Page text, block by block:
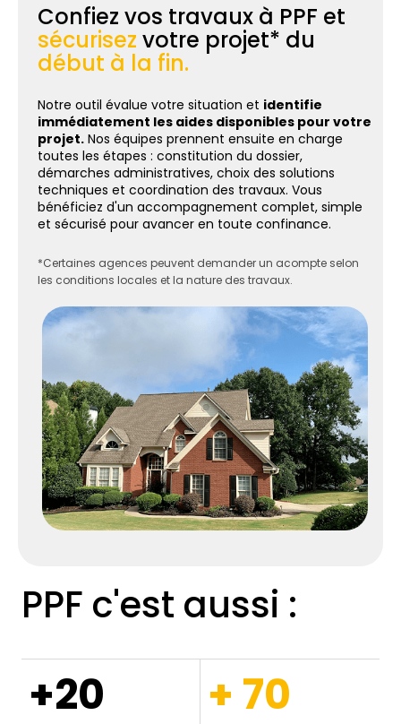
Confiez vos travaux à PPF et
sécurisez votre projet* du
début à la fin.
Notre outil évalue votre situation et identifie
immédiatement les aides disponibles pour votre
projet. Nos équipes prennent ensuite en charge
toutes les étapes : constitution du dossier,
démarches administratives, choix des solutions
techniques et coordination des travaux. Vous
bénéficiez d'un accompagnement complet, simple
et sécurisé pour avancer en toute confinance.
*Certaines agences peuvent demander un acompte selon
les conditions locales et la nature des travaux.
PPF c'est aussi :
+20 + 70